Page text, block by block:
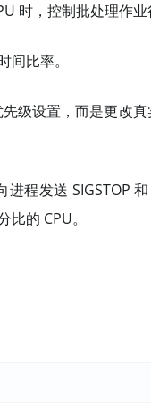
时，控制批处理作业
比率。
级设置，而是更改
程发送 SIGSTOP
的 CPU。